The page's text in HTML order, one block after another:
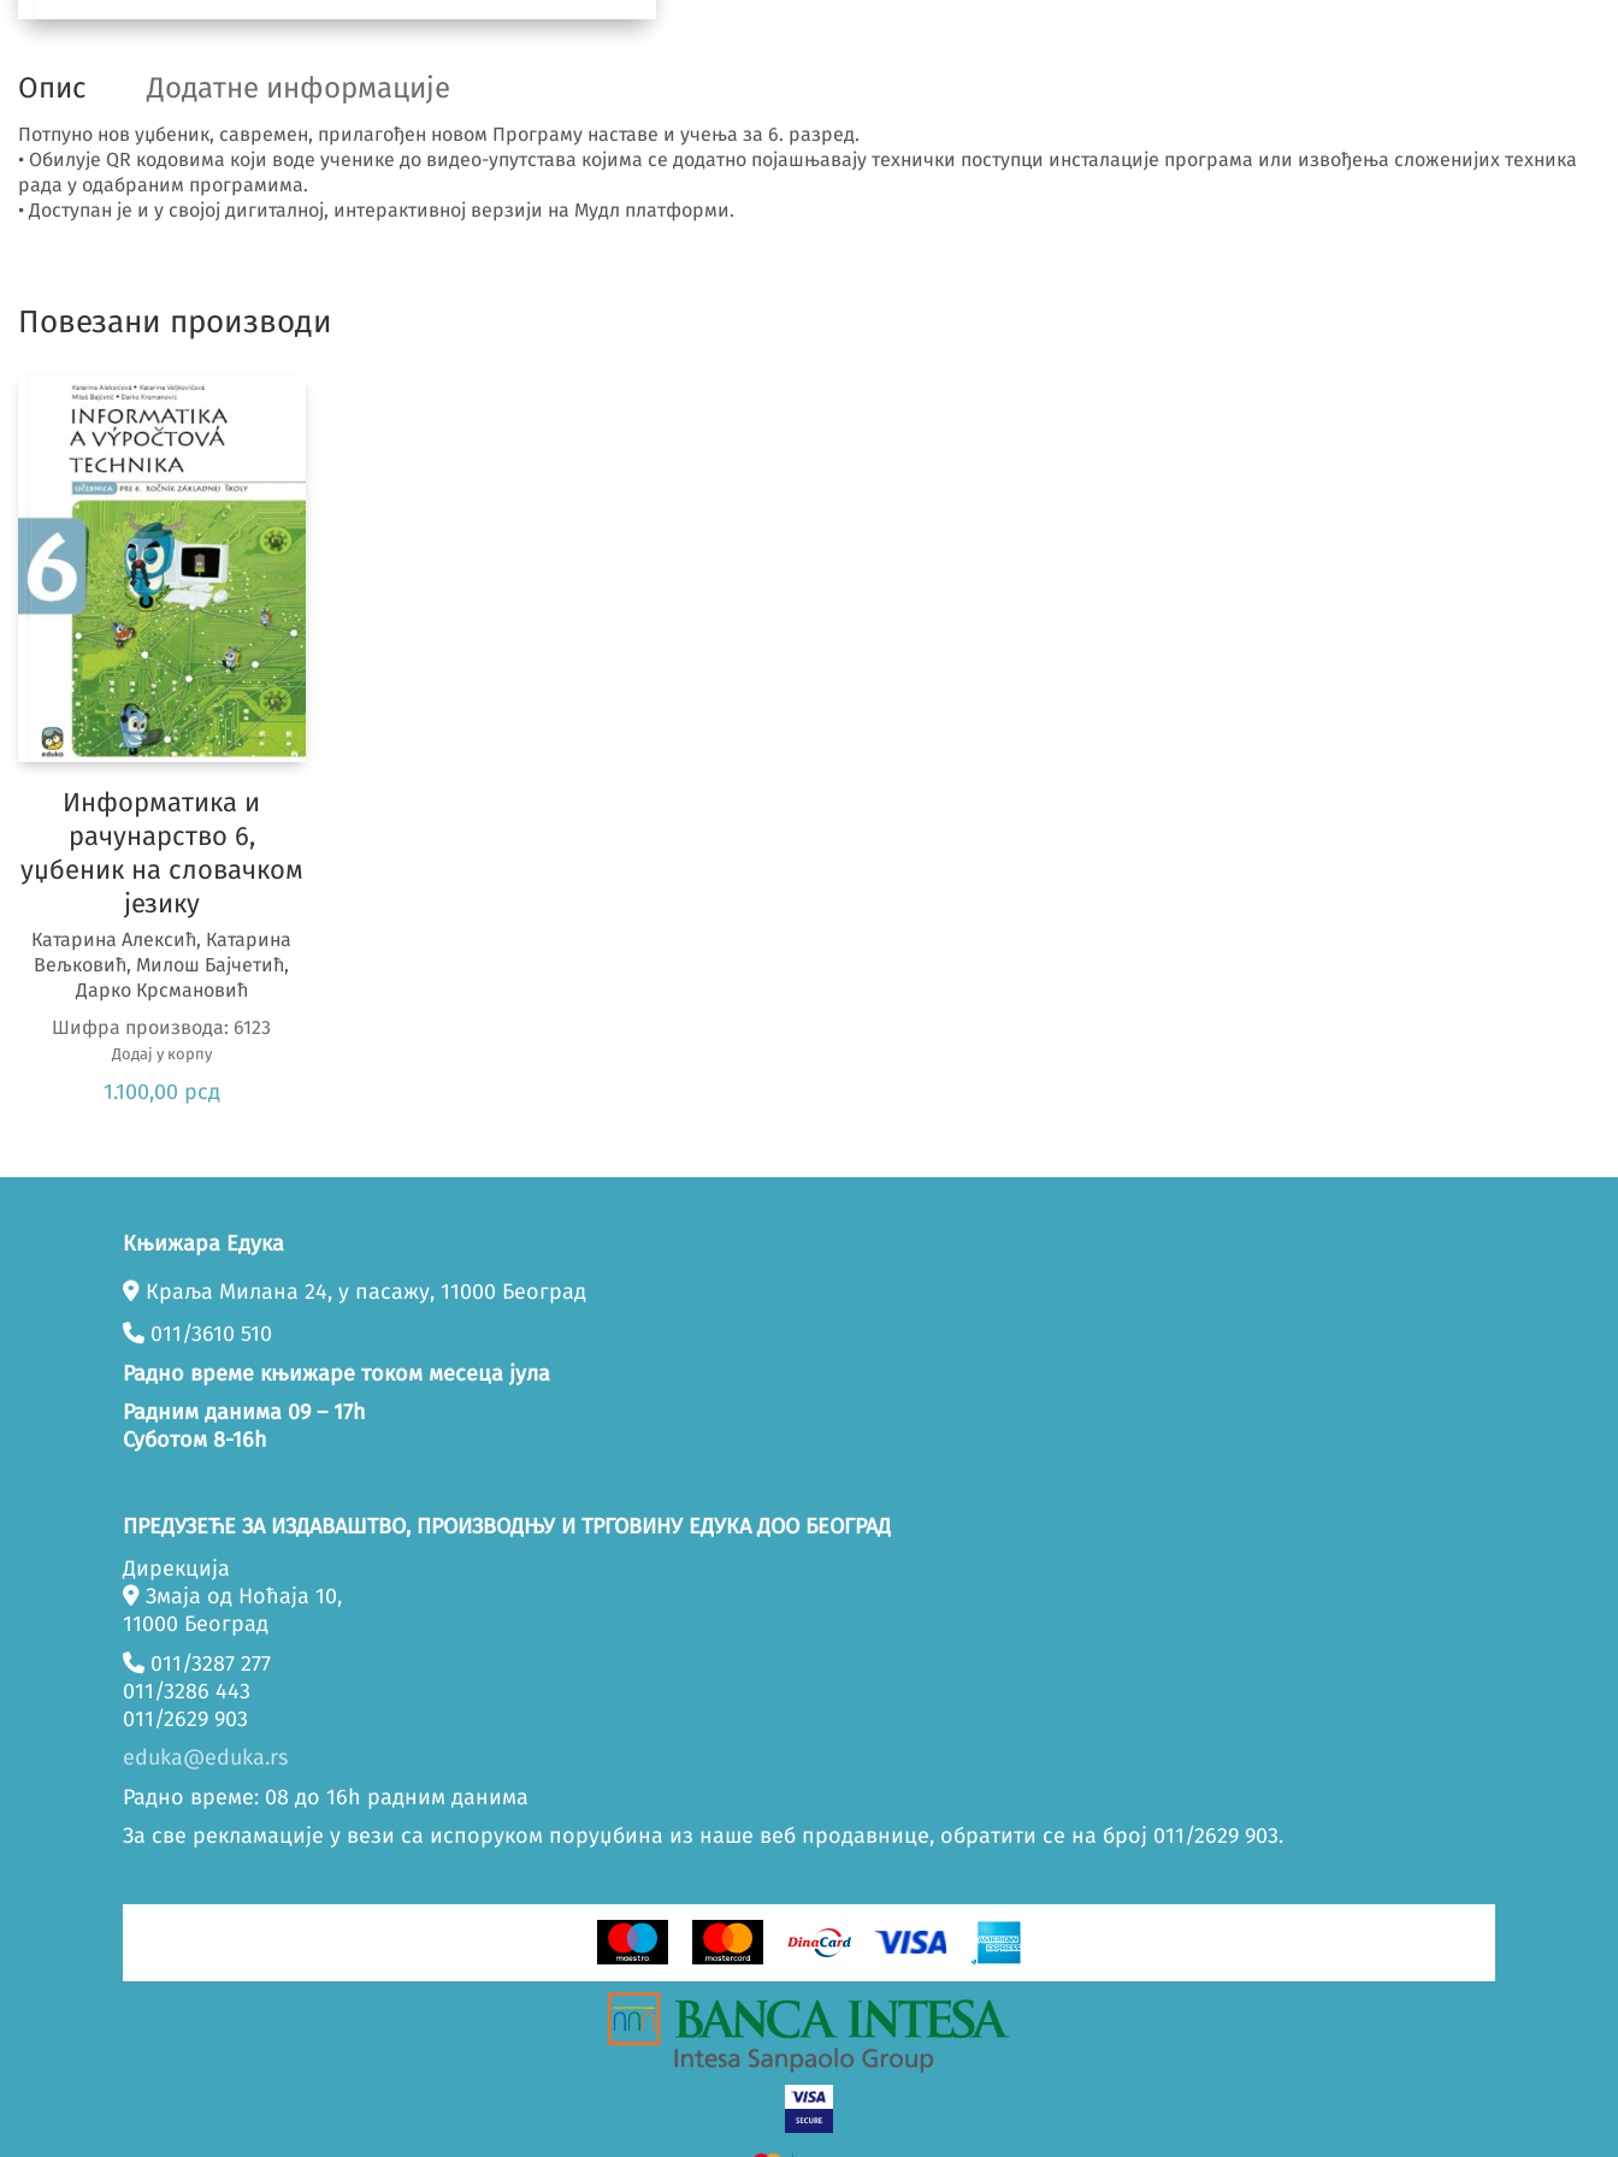
Опис Додатне информације
Потпуно нов уџбеник, савремен, прилагођен новом Програму наставе и учења за 6. разред.
• Обилује QR кодовима који воде ученике до видео-упутстава којима се додатно појашњавају технички поступци инсталације програма или извођења сложенијих техника
рада у одабраним програмима.
• Доступан је и у својој дигиталној, интерактивној верзији на Мудл платформи.
Повезани производи
Информатика и
рачунарство 6,
уџбеник на словачком
језику
Катарина Алексић, Катарина
Вељковић, Милош Бајчетић,
Дарко Крсмановић
Шифра производа: 6123
Додај у корпу
1.100,00 рсд
Књижара Едука
Краља Милана 24, у пасажу, 11000 Београд
011/3610 510
Радно време књижаре током месеца јула
Радним данима 09 – 17h
Суботом 8-16h
ПРЕДУЗЕЋЕ ЗА ИЗДАВАШТВО, ПРОИЗВОДЊУ И ТРГОВИНУ ЕДУКА ДОО БЕОГРАД
Дирекција
Змаја од Ноћаја 10,
11000 Београд
011/3287 277
011/3286 443
011/2629 903
eduka@eduka.rs
Радно време: 08 до 16h радним данима
За све рекламације у вези са испоруком поруџбина из наше веб продавнице, обратити се на број 011/2629 903.